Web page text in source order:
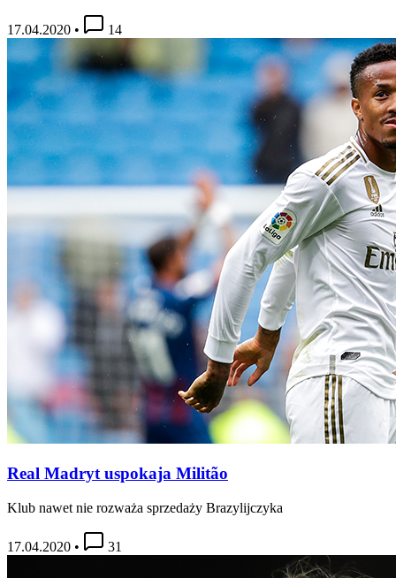
17.04.2020 • 14
Real Madryt uspokaja Militão
Klub nawet nie rozważa sprzedaży Brazylijczyka
17.04.2020 • 31